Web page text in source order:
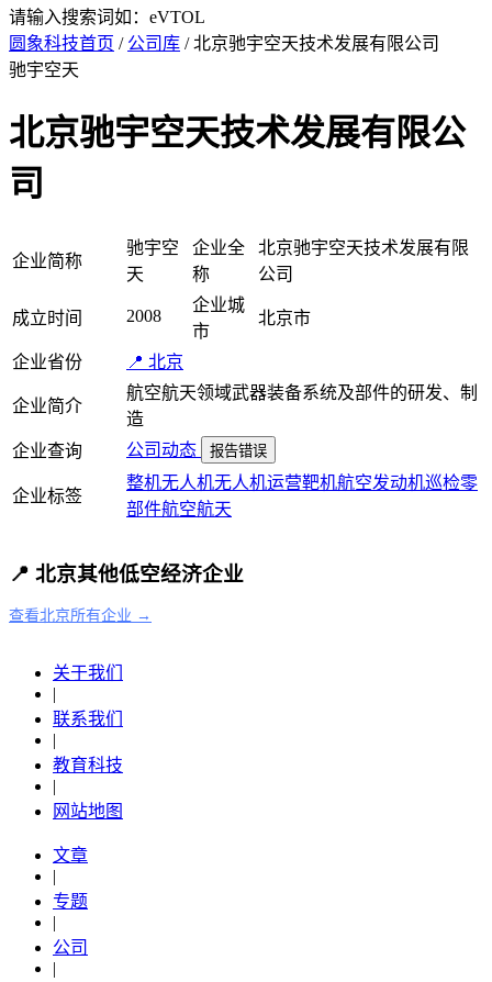
请输入搜索词如：eVTOL
圆象科技首页 / 公司库 / 北京驰宇空天技术发展有限公司
驰宇空天
北京驰宇空天技术发展有限公
司
企业简称
驰宇空
天
企业全
称
北京驰宇空天技术发展有限
公司
成立时间 2008
企业城
市
北京市
企业省份 📍 北京
企业简介
航空航天领域武器装备系统及部件的研发、制
造
企业查询
公司动态 报告错误
企业标签
整机无人机无人机运营靶机航空发动机巡检零
部件航空航天
📍 北京其他低空经济企业
查看北京所有企业 →
关于我们
|
联系我们
|
教育科技
|
网站地图
文章
|
专题
|
公司
|